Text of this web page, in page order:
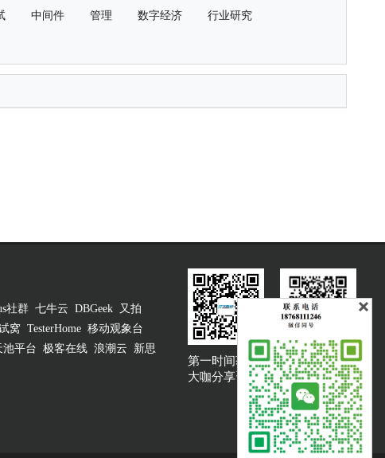
中间件 管理 数字经济 行业研究
社群 七牛云 DBGeek
又拍
窝 TesterHome 移动观象台
池平台 极客在线 浪潮云
新思
第一时间获取
大咖分享资讯
大咖说吐槽客服